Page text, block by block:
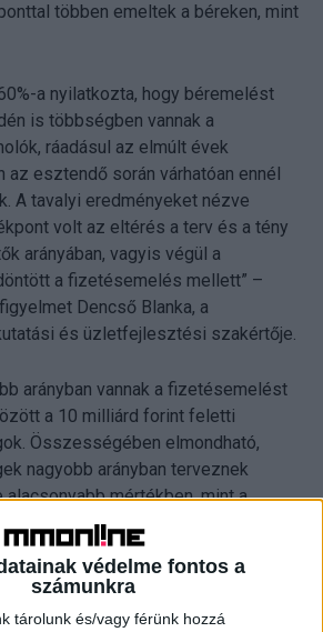
védelme fontos a
számunkra
tárolunk és/vagy férünk hozzá
többen emeltek a béreken, mint
a nyilatkozta, hogy béremelést
is többségben vannak a
ráadásul az elmúlt évek
az esztendő során várhatóan ennél
A tavalyi eredményeket nézve
volt az eltérés a terv és a tény
arányában, vagyis végül a
a fizetésemelés mellett” –
Dencső Blanka, a
és üzletfejlesztési szakértője.
arányban vannak a fizetésemelést
a 10 milliárd forint feletti
Összességében elmondható,
nagyobb arányban terveznek
mértékben, mint a
cégek.
béremeléssel kalkulálnak a